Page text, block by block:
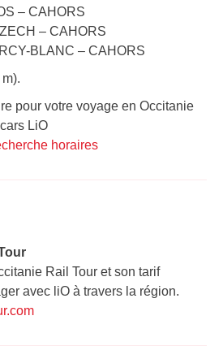
– CAHORS
– CAHORS
BLANC – CAHORS
pour votre voyage en Occitanie
LiO
horaires
Rail Tour et son tarif
avec liO à travers la région.